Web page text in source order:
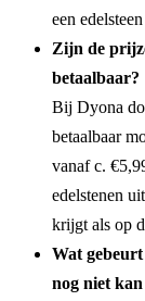
een
Zijn de
betaalbaar?
Bij Dyona
betaalbaar
vanaf c.
edelstenen
krijgt als op
Wat
nog niet